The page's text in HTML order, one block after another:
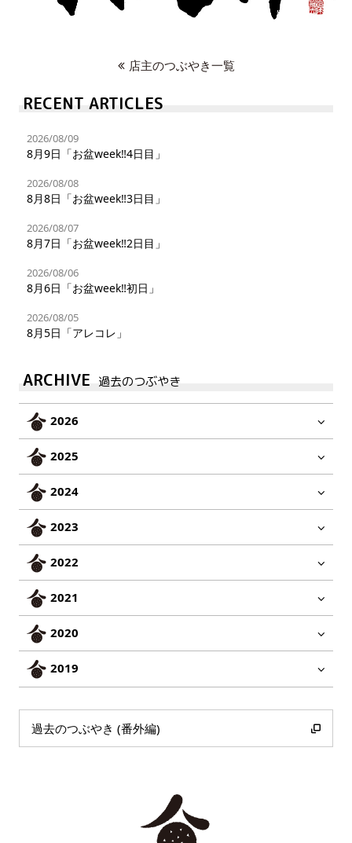
店主のつぶやき一覧
RECENT ARTICLES
2026/08/09
8月9日「お盆week‼︎4日目」
2026/08/08
8月8日「お盆week‼︎3日目」
2026/08/07
8月7日「お盆week‼︎2日目」
2026/08/06
8月6日「お盆week‼︎初日」
2026/08/05
8月5日「アレコレ」
ARCHIVE 過去のつぶやき
2026
2025
2024
2023
2022
2021
2020
2019
過去のつぶやき (番外編)